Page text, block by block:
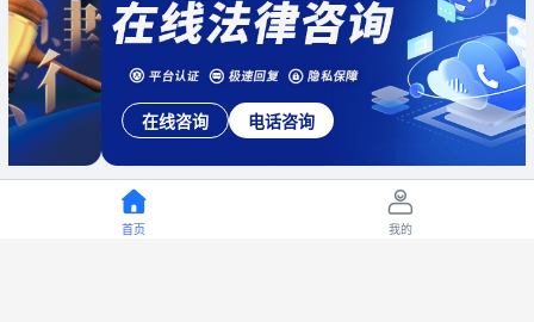
民再2
电话咨询
首页 我的